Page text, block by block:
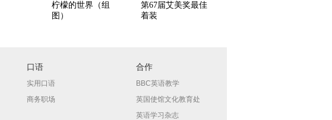
柠檬的世界（组
图）
第67届艾美奖最佳
着装
口语
实用口语
商务职场
合作
BBC英语教学
英国使馆文化教育处
英语学习杂志